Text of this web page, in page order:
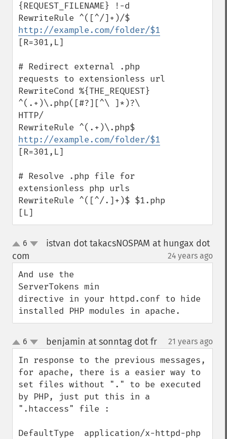
{REQUEST_FILENAME} !-d
http://example.com/folder/$1
[R=301,L]
# Redirect external .php
requests to extensionless url
RewriteCond %{THE_REQUEST}
^(.+)\.php([#?][^\ ]*)?\
HTTP/
http://example.com/folder/$1
[R=301,L]
# Resolve .php file for
extensionless php urls
RewriteRule ^([^/.]+)$ $1.php
[L]
up6
istvan dot takacsNOSPAM at hungax dot
com
24 years ago
And use the
ServerTokens min
directive in your httpd.conf to hide
installed PHP modules in apache.
up
down
6 benjamin at sonntag dot fr¶ 21 years ago
In response to the previous messages,
for apache, there is a easier way to
set files without "." to be executed
by PHP, just put this in a
".htaccess" file :
DefaultType  application/x-httpd-php